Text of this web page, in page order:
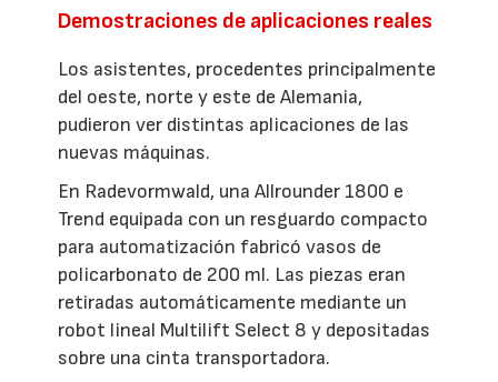
Demostraciones de aplicaciones reales
Los asistentes, procedentes principalmente
del oeste, norte y este de Alemania,
pudieron ver distintas aplicaciones de las
nuevas máquinas.
En Radevormwald, una Allrounder 1800 e
Trend equipada con un resguardo compacto
para automatización fabricó vasos de
policarbonato de 200 ml. Las piezas eran
retiradas automáticamente mediante un
robot lineal Multilift Select 8 y depositadas
sobre una cinta transportadora.